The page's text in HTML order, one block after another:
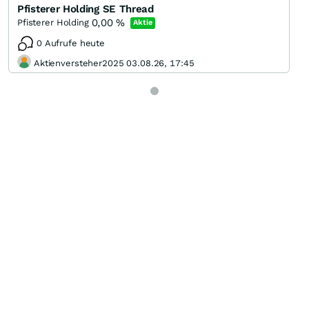
Pfisterer Holding SE Thread
Pfisterer Holding 0,00% Aktie
0 Aufrufe heute
Aktienversteher2025 03.08.26, 17:45